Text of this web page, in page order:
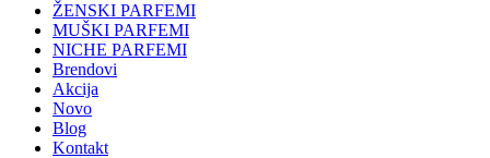
ŽENSKI PARFEMI
MUŠKI PARFEMI
NICHE PARFEMI
Brendovi
Akcija
Novo
Blog
Kontakt